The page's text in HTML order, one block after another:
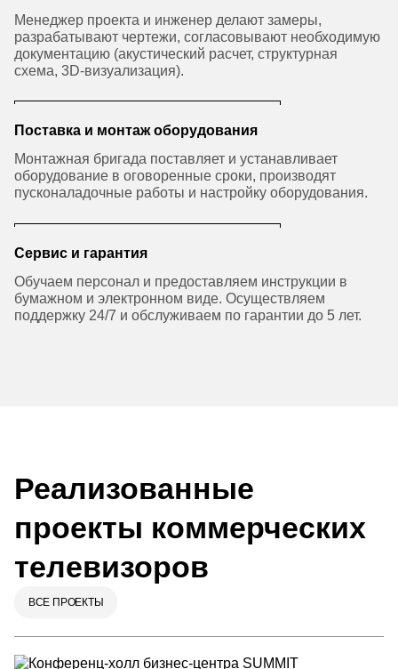
Менеджер проекта и инженер делают замеры,
разрабатывают чертежи, согласовывают необходимую
документацию (акустический расчет, структурная
схема, 3D-визуализация).
Поставка и монтаж оборудования
Монтажная бригада поставляет и устанавливает
оборудование в оговоренные сроки, производят
пусконаладочные работы и настройку оборудования.
Сервис и гарантия
Обучаем персонал и предоставляем инструкции в
бумажном и электронном виде. Осуществляем
поддержку 24/7 и обслуживаем по гарантии до 5 лет.
Реализованные
проекты коммерческих
телевизоров
ВСЕ ПРОЕКТЫ